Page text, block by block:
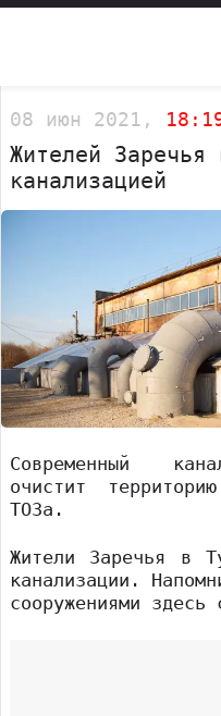
08 июн 2021,
Жителей Заречья
канализацией
Современный
очистит
ТОЗа.
Жители Заречья в
канализации.
сооружениями здесь